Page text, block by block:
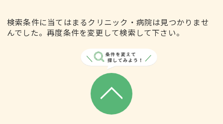
検索条件に当てはまるクリニック・病院は見つかりませ
んでした。再度条件を変更して検索して下さい。